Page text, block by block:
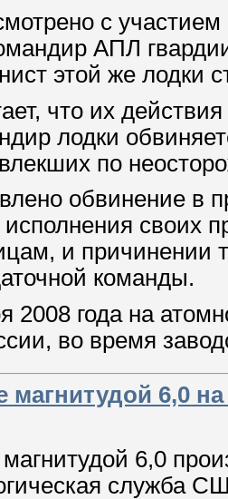
с
АПЛ
этой же лодки
что их
лодки
по
обвинение в
своих
и причинении
команды.
2008 года на
во время
магнитудой 6,0
6,0
служба